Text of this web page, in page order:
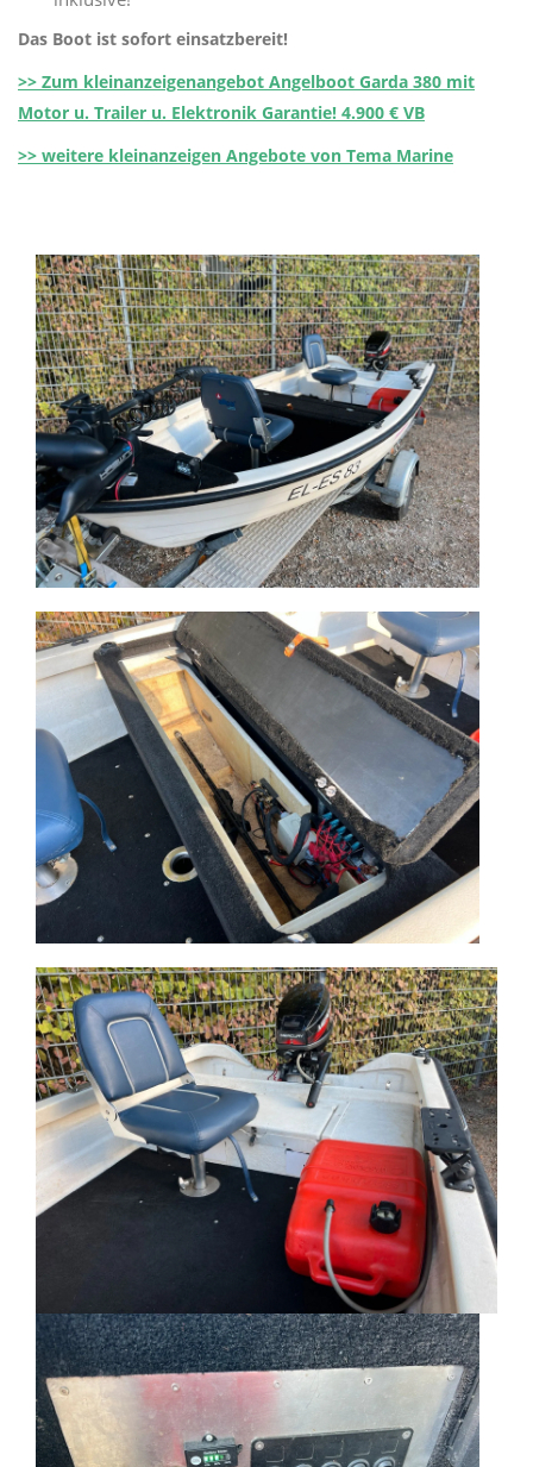
Das Boot ist sofort einsatzbereit!
>> Zum kleinanzeigenangebot Angelboot Garda 380 mit
Motor u. Trailer u. Elektronik Garantie! 4.900 € VB
>> weitere kleinanzeigen Angebote von Tema Marine